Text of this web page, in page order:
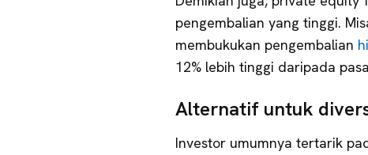
pengembalian yang tinggi.
membukukan pengembalian
12% lebih tinggi daripada
Alternatif untuk
Investor umumnya tertarik